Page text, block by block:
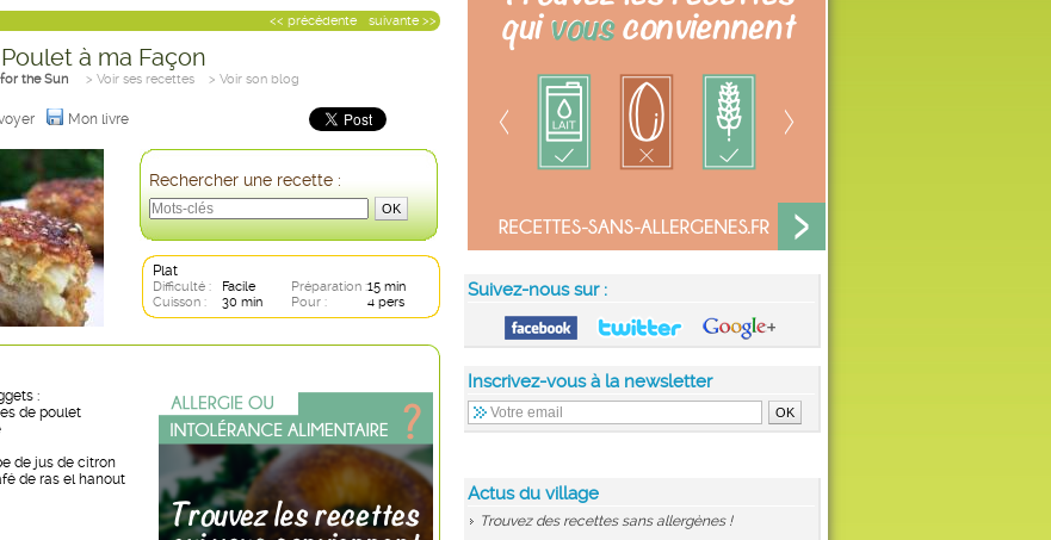
Suivez-nous sur :
Inscrivez-vous à la newsletter
Actus du village
Trouvez des recettes sans allergènes !
suivante >>
<< précédente
à ma Façon
the Sun > Voir ses recettes > Voir son blog
Mon livre
Rechercher une recette :
Plat
Difficulté : Facile Préparation :15 min
Cuisson :
30 min Pour : 4 pers
:
de poulet
de jus de citron
de ras el hanout